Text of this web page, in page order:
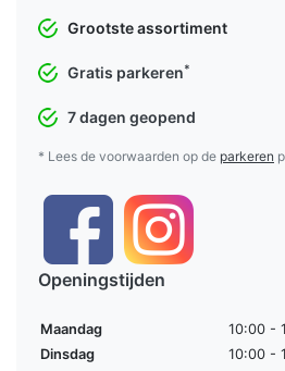
Grootste assortiment
Gratis parkeren*
7 dagen geopend
* Lees de voorwaarden op de parkeren
Openingstijden
Maandag
10:00 -
Dinsdag
10:00 -